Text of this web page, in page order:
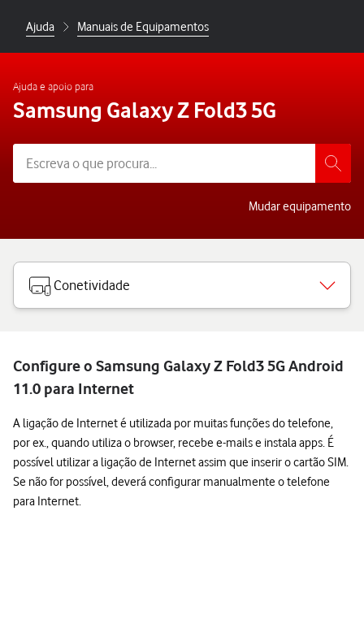
Ajuda Manuais de Equipamentos
Ajuda e apoio para
Samsung Galaxy Z Fold3 5G
Mudar equipamento
Conetividade
Configure o Samsung Galaxy Z Fold3 5G Android
11.0 para Internet
A ligação de Internet é utilizada por muitas funções do telefone,
por ex., quando utiliza o browser, recebe e-mails e instala apps. É
possível utilizar a ligação de Internet assim que inserir o cartão SIM.
Se não for possível, deverá configurar manualmente o telefone
para Internet.